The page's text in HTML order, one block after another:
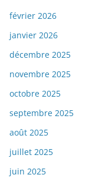
février 2026
janvier 2026
décembre 2025
novembre 2025
octobre 2025
septembre 2025
août 2025
juillet 2025
juin 2025